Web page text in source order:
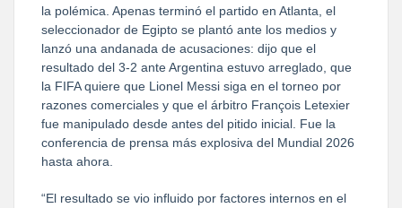
la polémica. Apenas terminó el partido en Atlanta, el
seleccionador de Egipto se plantó ante los medios y
lanzó una andanada de acusaciones: dijo que el
resultado del 3-2 ante Argentina estuvo arreglado, que
la FIFA quiere que Lionel Messi siga en el torneo por
razones comerciales y que el árbitro François Letexier
fue manipulado desde antes del pitido inicial. Fue la
conferencia de prensa más explosiva del Mundial 2026
hasta ahora.
“El resultado se vio influido por factores internos en el